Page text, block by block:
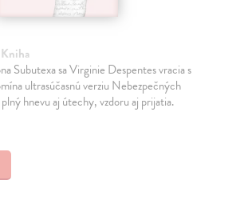
Subutexa sa Virginie Despentes vracia s
ultrasúčasnú verziu Nebezpečných
hnevu aj útechy, vzdoru aj prijatia.